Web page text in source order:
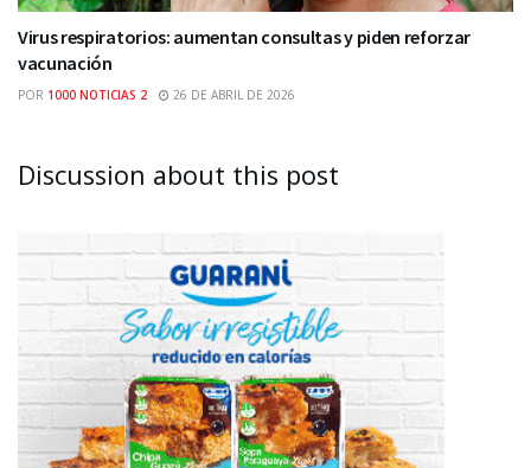
Virus respiratorios: aumentan consultas y piden reforzar
vacunación
POR 1000 NOTICIAS 2 26 DE ABRIL DE 2026
Discussion about this post